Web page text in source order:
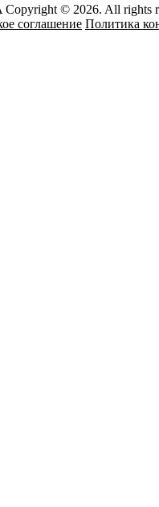
© 2026. All rights
соглашение Политика